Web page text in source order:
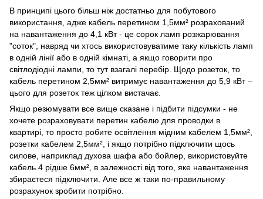
В принципі цього більш ніж достатньо для побутового
використання, адже кабель перетином 1,5мм² розрахований
на навантаження до 4,1 кВт - це сорок ламп розжарювання
"соток", навряд чи хтось використовуватиме таку кількість ламп
в одній лінії або в одній кімнаті, а якщо говорити про
світлодіодні лампи, то тут взагалі перебір. Щодо розеток, то
кабель перетином 2,5мм² витримує навантаження до 5,9 кВт –
цього для розеток теж цілком вистачає.
Якщо резюмувати все вище сказане і підбити підсумки - не
хочете розраховувати перетин кабелю для проводки в
квартирі, то просто робите освітлення мідним кабелем 1,5мм²,
розетки кабелем 2,5мм², і якщо потрібно підключити щось
силове, наприклад духова шафа або бойлер, використовуйте
кабель 4 рідше 6мм², в залежності від того, яке навантаження
збираєтеся підключити. Але все ж таки по-правильному
розрахунок зробити потрібно.